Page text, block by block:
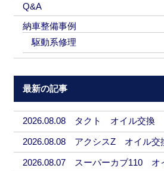
Q&A
納車整備事例
駆動系修理
最新の記事
2026.08.08 タクト オイル交換
2026.08.08 アクシスZ オイル交
2026.08.07 スーパーカブ110 オ